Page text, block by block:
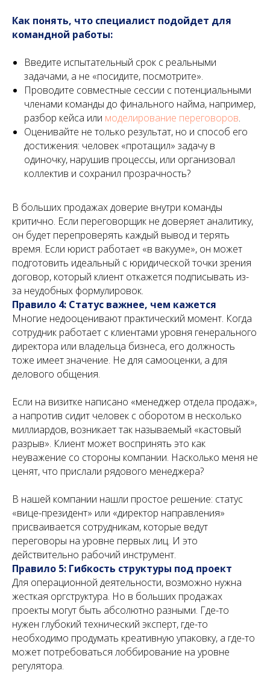
Как понять, что специалист подойдет для
командной работы:
Введите испытательный срок с реальными
задачами, а не «посидите, посмотрите».
Проводите совместные сессии с потенциальными
членами команды до финального найма, например,
разбор кейса или моделирование переговоров.
Оценивайте не только результат, но и способ его
достижения: человек «протащил» задачу в
одиночку, нарушив процессы, или организовал
коллектив и сохранил прозрачность?
В больших продажах доверие внутри команды
критично. Если переговорщик не доверяет аналитику,
он будет перепроверять каждый вывод и терять
время. Если юрист работает «в вакууме», он может
подготовить идеальный с юридической точки зрения
договор, который клиент откажется подписывать из-
за неудобных формулировок.
Правило 4: Статус важнее, чем кажется
Многие недооценивают практический момент. Когда
сотрудник работает с клиентами уровня генерального
директора или владельца бизнеса, его должность
тоже имеет значение. Не для самооценки, а для
делового общения.
Если на визитке написано «менеджер отдела продаж»,
а напротив сидит человек с оборотом в несколько
миллиардов, возникает так называемый «кастовый
разрыв». Клиент может воспринять это как
неуважение со стороны компании. Насколько меня не
ценят, что прислали рядового менеджера?
В нашей компании нашли простое решение: статус
«вице-президент» или «директор направления»
присваивается сотрудникам, которые ведут
переговоры на уровне первых лиц. И это
действительно рабочий инструмент.
Правило 5: Гибкость структуры под проект
Для операционной деятельности, возможно нужна
жесткая оргструктура. Но в больших продажах
проекты могут быть абсолютно разными. Где-то
нужен глубокий технический эксперт, где-то
необходимо продумать креативную упаковку, а где-то
может потребоваться лоббирование на уровне
регулятора.